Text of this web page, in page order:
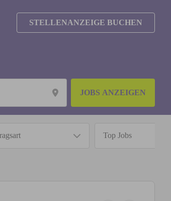
STELLENANZEIGE BUCHEN
JOBS ANZEIGEN
Top Jobs